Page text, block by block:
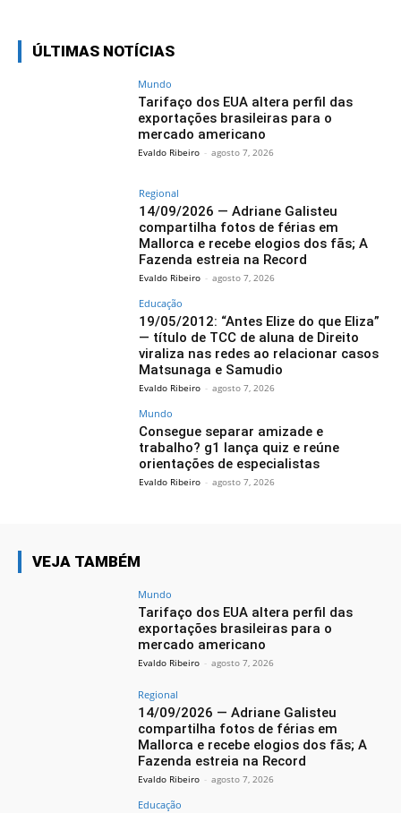
ÚLTIMAS NOTÍCIAS
Mundo
Tarifaço dos EUA altera perfil das
exportações brasileiras para o
mercado americano
Evaldo Ribeiro - agosto 7, 2026
Regional
14/09/2026 — Adriane Galisteu
compartilha fotos de férias em
Mallorca e recebe elogios dos fãs; A
Fazenda estreia na Record
Evaldo Ribeiro - agosto 7, 2026
Educação
19/05/2012: “Antes Elize do que Eliza”
— título de TCC de aluna de Direito
viraliza nas redes ao relacionar casos
Matsunaga e Samudio
Evaldo Ribeiro - agosto 7, 2026
Mundo
Consegue separar amizade e
trabalho? g1 lança quiz e reúne
orientações de especialistas
Evaldo Ribeiro - agosto 7, 2026
VEJA TAMBÉM
Mundo
Tarifaço dos EUA altera perfil das
exportações brasileiras para o
mercado americano
Evaldo Ribeiro - agosto 7, 2026
Regional
14/09/2026 — Adriane Galisteu
compartilha fotos de férias em
Mallorca e recebe elogios dos fãs; A
Fazenda estreia na Record
Evaldo Ribeiro - agosto 7, 2026
Educação